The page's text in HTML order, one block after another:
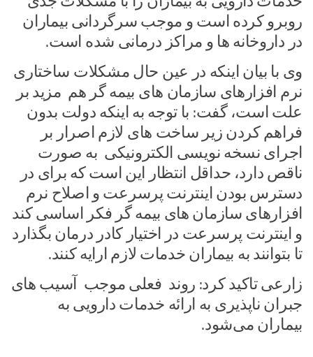
روبرو کرده است و موجب سرگردانی بیماران
در داروخانه ها و مراکز درمانی شده است.
وی با بیان اینکه در عین حال مشکلات ساختاری
نرم افزارهای سازمان های بیمه گر هم مزید بر
علت است، گفت: با توجه به اینکه دولت بدون
فراهم کردن زیر ساخت های لازم اصرار بر
اجرای نسخه نویسی الکترونیکی به صورت
ناقص دارد، حداقل انتظار این است که برای در
دسترس بودن اینترنت پرسرعت و اصلاح نرم
افزارهای سازمان های بیمه گر فکر اساسی کند
و اینترنت پرسرعت در اختیار کادر درمان بگذارد
تا بتوانند به بیماران خدمات لازم ارایه کنند.
زارعی تاکید کرد: روند فعلی موجب آسیب های
جبران ناپذیری به ارائه خدمات دارویی به
بیماران می‌شود.